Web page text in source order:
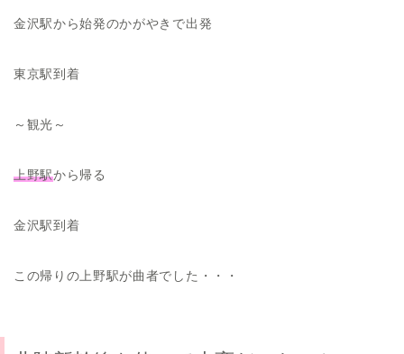
金沢駅から始発のかがやきで出発
東京駅到着
～観光～
上野駅から帰る
金沢駅到着
この帰りの上野駅が曲者でした・・・